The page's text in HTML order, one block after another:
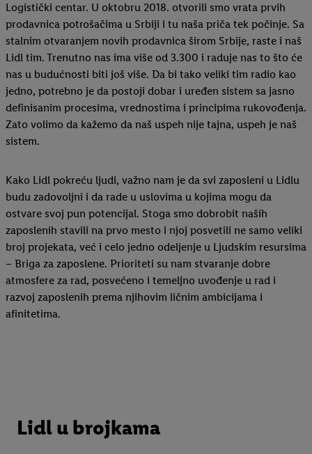
Logistički centar. U oktobru 2018. otvorili smo vrata prvih
prodavnica potrošačima u Srbiji i tu naša priča tek počinje. Sa
stalnim otvaranjem novih prodavnica širom Srbije, raste i naš
Lidl tim. Trenutno nas ima više od 3.300 i raduje nas to što će
nas u budućnosti biti još više. Da bi tako veliki tim radio kao
jedno, potrebno je da postoji dobar i uređen sistem sa jasno
definisanim procesima, vrednostima i principima rukovođenja.
Zato volimo da kažemo da naš uspeh nije tajna, uspeh je naš
sistem.
Kako Lidl pokreću ljudi, važno nam je da svi zaposleni u Lidlu
budu zadovoljni i da rade u uslovima u kojima mogu da
ostvare svoj pun potencijal. Stoga smo dobrobit naših
zaposlenih stavili na prvo mesto i njoj posvetili ne samo veliki
broj projekata, već i celo jedno odeljenje u Ljudskim resursima
– Briga za zaposlene. Prioriteti su nam stvaranje dobre
atmosfere za rad, posvećeno i temeljno uvođenje u rad i
razvoj zaposlenih prema njihovim ličnim ambicijama i
afinitetima.
Lidl u brojkama